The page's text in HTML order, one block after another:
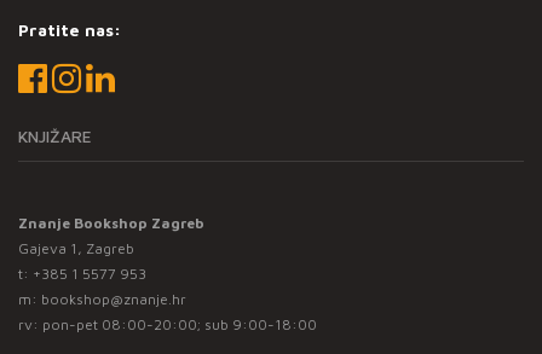
Pratite nas:
KNJIŽARE
Znanje Bookshop Zagreb
Gajeva 1, Zagreb
t: +385 1 5577 953
m: bookshop@znanje.hr
rv: pon-pet 08:00-20:00; sub 9:00-18:00